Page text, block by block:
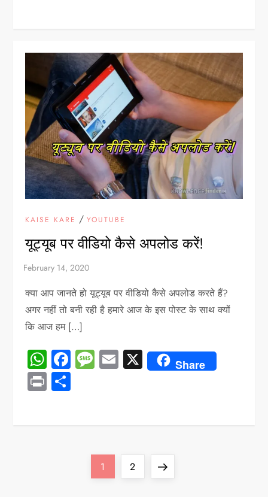
KAISE KARE /YOUTUBE
यूट्यूब पर वीडियो कैसे अपलोड करें!
क्या आप जानते हो यूट्यूब पर वीडियो कैसे अपलोड करते हैं?
अगर नहीं तो बनी रही है हमारे आज के इस पोस्ट के साथ क्यों
कि आज हम […]
WhatsApp
Facebook
Message
Email
X Share
Print
Page
1 Page
2
Next